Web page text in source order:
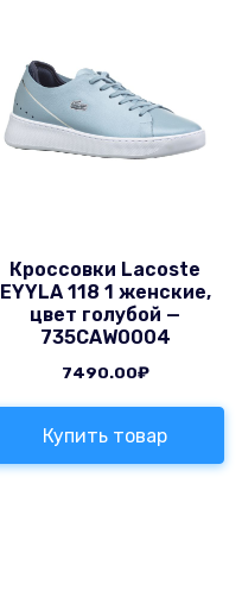
Кроссовки Lacoste
EYYLA 118 1 женские,
цвет голубой —
735CAW0004
7490.00₽
Купить товар